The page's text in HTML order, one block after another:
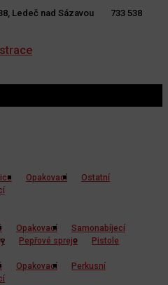
Ledeč nad Sázavou
733 538
Opakovací
Ostatní
Opakovací
Samonabíjecí
Pepřové spreje
Pistole
Opakovací
Perkusní